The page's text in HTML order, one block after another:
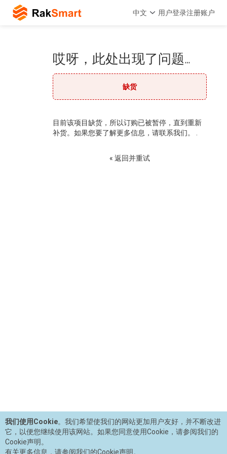
中文 用户登录注册账户
哎呀，此处出现了问题…
缺货
目前该项目缺货，所以订购已被暂停，直到重新
补货。如果您要了解更多信息，请联系我们。 .
« 返回并重试
我们使用Cookie。我们希望使我们的网站更加用户友好，并不断改进
它，以便您继续使用该网站。如果您同意使用Cookie，请参阅我们的
Cookie声明。
有关更多信息，请参阅我们的Cookie声明。